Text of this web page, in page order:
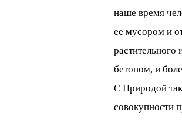
наше время
ее мусором и
растительного
бетоном, и
С Природой так
совокупности